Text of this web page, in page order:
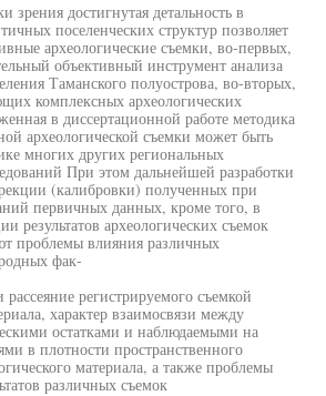
зрения достигнутая детальность в
поселенческих структур позволяет
археологические съемки, во-первых,
объективный инструмент анализа
Таманского полуострова, во-вторых,
комплексных археологических
в диссертационной работе методика
археологической съемки может быть
многих других региональных
При этом дальнейшей разработки
(калибровки) полученных при
первичных данных, кроме того, в
результатов археологических съемок
проблемы влияния различных
фак-
регистрируемого съемкой
характер взаимосвязи между
остатками и наблюдаемыми на
в плотности пространственного
материала, а также проблемы
различных съемок